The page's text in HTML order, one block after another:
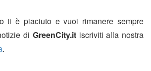
ti è piaciuto e vuoi rimanere sempre
di GreenCity.itiscriviti alla nostra
.